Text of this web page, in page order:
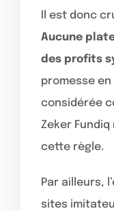
Il est donc
Aucune
des profits
promesse
considérée
Zeker
cette règle.
Par ailleurs,
sites